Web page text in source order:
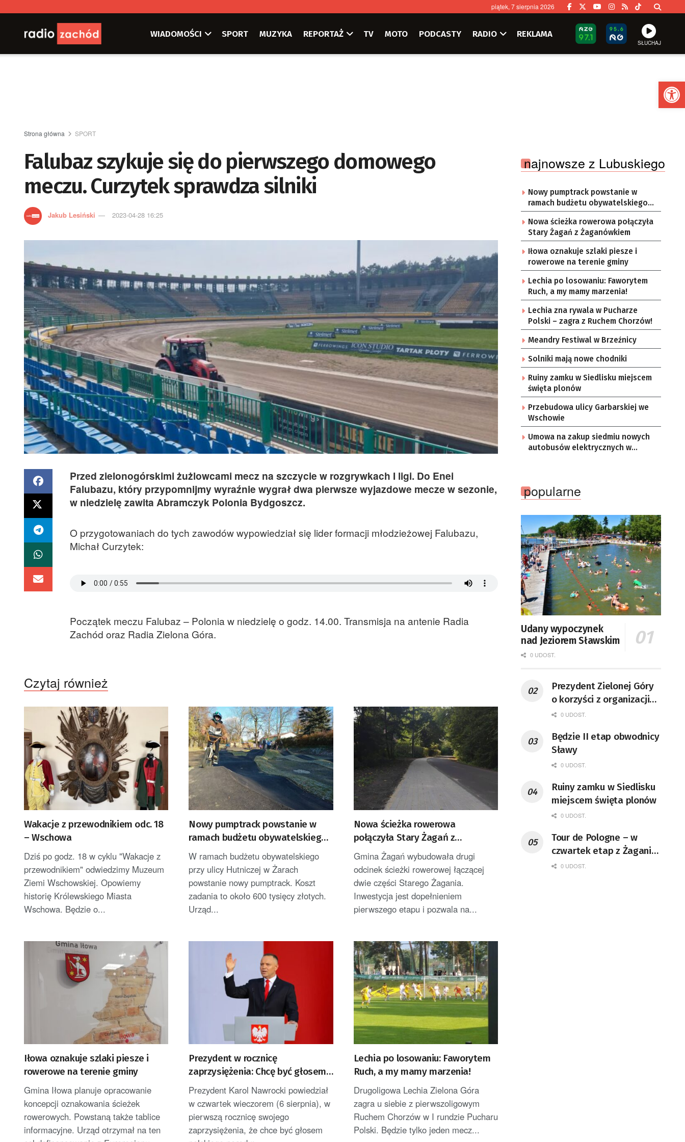
piątek, 7 sierpnia 2026
WIADOMOŚCI SPORT MUZYKA REPORTAŻ TV MOTO PODCASTY RADIO REKLAMA
SŁUCHAJ
Strona główna SPORT
Falubaz szykuje się do pierwszego domowego
meczu. Curzytek sprawdza silniki
Jakub Lesiński 2023-04-28 16:25
Przed zielonogórskimi żużlowcami mecz na szczycie w rozgrywkach I ligi. Do Enei
Falubazu, który przypomnijmy wyraźnie wygrał dwa pierwsze wyjazdowe mecze w sezonie,
w niedzielę zawita Abramczyk Polonia Bydgoszcz.
O przygotowaniach do tych zawodów wypowiedział się lider formacji młodzieżowej Falubazu,
Michał Curzytek:
Początek meczu Falubaz – Polonia w niedzielę o godz. 14.00. Transmisja na antenie Radia
Zachód oraz Radia Zielona Góra.
Czytaj również
Wakacje z przewodnikiem odc. 18
– Wschowa
Dziś po godz. 18 w cyklu "Wakacje z
przewodnikiem" odwiedzimy Muzeum
Ziemi Wschowskiej. Opowiemy
historię Królewskiego Miasta
Wschowa. Będzie o...
Nowy pumptrack powstanie w
ramach budżetu obywatelskiego
Żar
W ramach budżetu obywatelskiego
przy ulicy Hutniczej w Żarach
powstanie nowy pumptrack. Koszt
zadania to około 600 tysięcy złotych.
Urząd...
Nowa ścieżka rowerowa
połączyła Stary Żagań z
Żaganówkiem
Gmina Żagań wybudowała drugi
odcinek ścieżki rowerowej łączącej
dwie części Starego Żagania.
Inwestycja jest dopełnieniem
pierwszego etapu i pozwala na...
Iłowa oznakuje szlaki piesze i
rowerowe na terenie gminy
Gmina Iłowa planuje opracowanie
koncepcji oznakowania ścieżek
rowerowych. Powstaną także tablice
informacyjne. Urząd otrzymał na ten
Prezydent w rocznicę
zaprzysiężenia: Chcę być głosem
Polek i Polaków [AKTUALIZACJA]
Prezydent Karol Nawrocki powiedział
w czwartek wieczorem (6 sierpnia), w
pierwszą rocznicę swojego
zaprzysiężenia, że chce być głosem
Lechia po losowaniu: Faworytem
Ruch, a my mamy marzenia!
Drugoligowa Lechia Zielona Góra
zagra u siebie z pierwszoligowym
Ruchem Chorzów w I rundzie Pucharu
Polski. Będzie tylko jeden mecz...
najnowsze z Lubuskiego
Nowy pumptrack powstanie w
ramach budżetu obywatelskiego
Żar
Nowa ścieżka rowerowa połączyła
Stary Żagań z Żaganówkiem
Iłowa oznakuje szlaki piesze i
rowerowe na terenie gminy
Lechia po losowaniu: Faworytem
Ruch, a my mamy marzenia!
Lechia zna rywala w Pucharze
Polski – zagra z Ruchem Chorzów!
Meandry Festiwal w Brzeźnicy
Solniki mają nowe chodniki
Ruiny zamku w Siedlisku miejscem
święta plonów
Przebudowa ulicy Garbarskiej we
Wschowie
Umowa na zakup siedmiu nowych
autobusów elektrycznych w
popularne
Udany wypoczynek
nad Jeziorem Sławskim
0 UDOST.
Prezydent Zielonej Góry
o korzyści z organizacji
mety Tour de Pologne
0 UDOST.
Będzie II etap obwodnicy
Sławy
0 UDOST.
Ruiny zamku w Siedlisku
miejscem święta plonów
0 UDOST.
Tour de Pologne – w
czwartek etap z Żagania
do Karpacza
0 UDOST.